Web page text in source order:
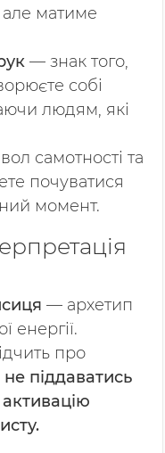
матиме
— знак того,
собі
людям, які
самотності та
почуватися
момент.
— архетип
енергії.
про
піддаватись
активацію